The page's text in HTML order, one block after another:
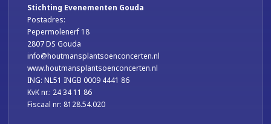
Stichting Evenementen Gouda
Postadres:
Pepermolenerf 18
2807 DS Gouda
info@houtmansplantsoenconcerten.nl
www.houtmansplantsoenconcerten.nl
ING: NL51 INGB 0009 4441 86
KvK nr.: 24 34 11 86
Fiscaal nr: 8128.54.020